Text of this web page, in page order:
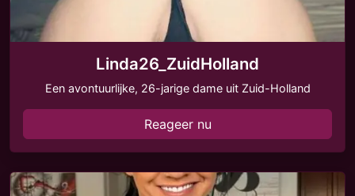
Linda26_ZuidHolland
Een avontuurlijke, 26-jarige dame uit Zuid-Holland
Reageer nu